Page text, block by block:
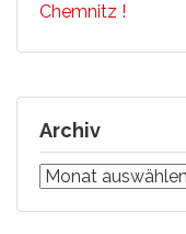
Chemnitz !
Archiv
Archiv